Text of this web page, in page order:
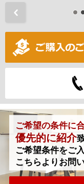
ご希望の条件に
優先的に紹介
ご希望条件をご
こちらよりお問